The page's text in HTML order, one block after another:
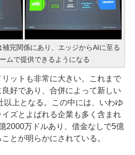
完関係にあり、エッジからAIに至る
ムで提供できるようになる
ットも非常に大きい。これまで
好であり、合併によって新しい
以上となる。この中には、いわゆ
ズとよばれる企業も多く含まれ
2000万ドルあり、借金なしで5億
とが明らかにされている。